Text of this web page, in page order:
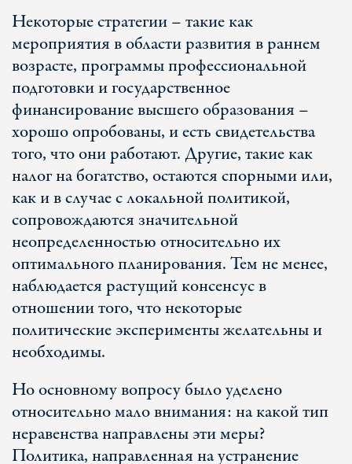
Некоторые стратегии – такие как
мероприятия в области развития в раннем
возрасте, программы профессиональной
подготовки и государственное
финансирование высшего образования –
хорошо опробованы, и есть свидетельства
того, что они работают. Другие, такие как
налог на богатство, остаются спорными или,
как и в случае с локальной политикой,
сопровождаются значительной
неопределенностью относительно их
оптимального планирования. Тем не менее,
наблюдается растущий консенсус в
отношении того, что некоторые
политические эксперименты желательны и
необходимы.
Но основному вопросу было уделено
относительно мало внимания: на какой тип
неравенства направлены эти меры?
Политика, направленная на устранение